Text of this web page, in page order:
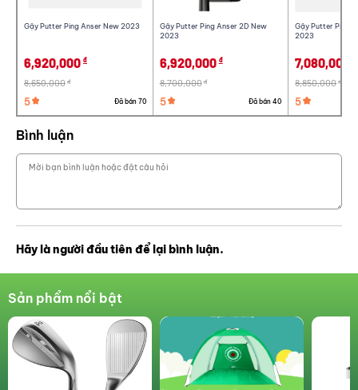
Gậy Putter Ping Anser New 2023
6,920,000 đ
8,650,000 đ
5 Đã bán 70
Gậy Putter Ping Anser 2D New
2023
6,920,000 đ
8,700,000 đ
5 Đã bán 40
Gậy Putter Ping
2023
7,080,000
8,850,000 đ
5
Bình luận
Hãy là người đầu tiên để lại bình luận.
Sản phẩm nổi bật